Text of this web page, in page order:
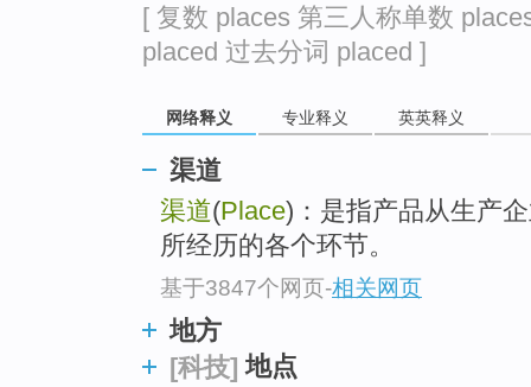
[ 复数 places 第三人称单数
placed 过去分词 placed ]
网络释义 专业释义 英英释义
渠道
渠道(Place)：是指产品从生产
所经历的各个环节。
基于3847个网页-相关网页
地方
[科技] 地点